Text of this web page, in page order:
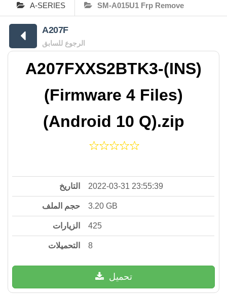
A-SERIES SM-A015U1 Frp Remove
A207F
الرجوع للسابق
A207FXXS2BTK3-(INS)
(Firmware 4 Files)
(Android 10 Q).zip
التاريخ 2022-03-31 23:55:39
حجم الملف 3.20 GB
الزيارات 425
التحميلات 8
تحميل